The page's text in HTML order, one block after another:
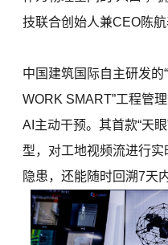
技联合创始人兼CEO陈航
中国建筑国际自主研发
WORK SMART”工程管
AI主动干预。其首款“天
型，对工地视频流进行
隐患，还能随时回溯7天